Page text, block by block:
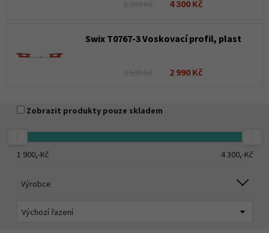
5 399 Kč 4 300 Kč
Swix T0767-3 Voskovací profil, plast
3 599 Kč 2 990 Kč
Zobrazit produkty pouze skladem
1 900,-Kč 4 300,-Kč
Výrobce